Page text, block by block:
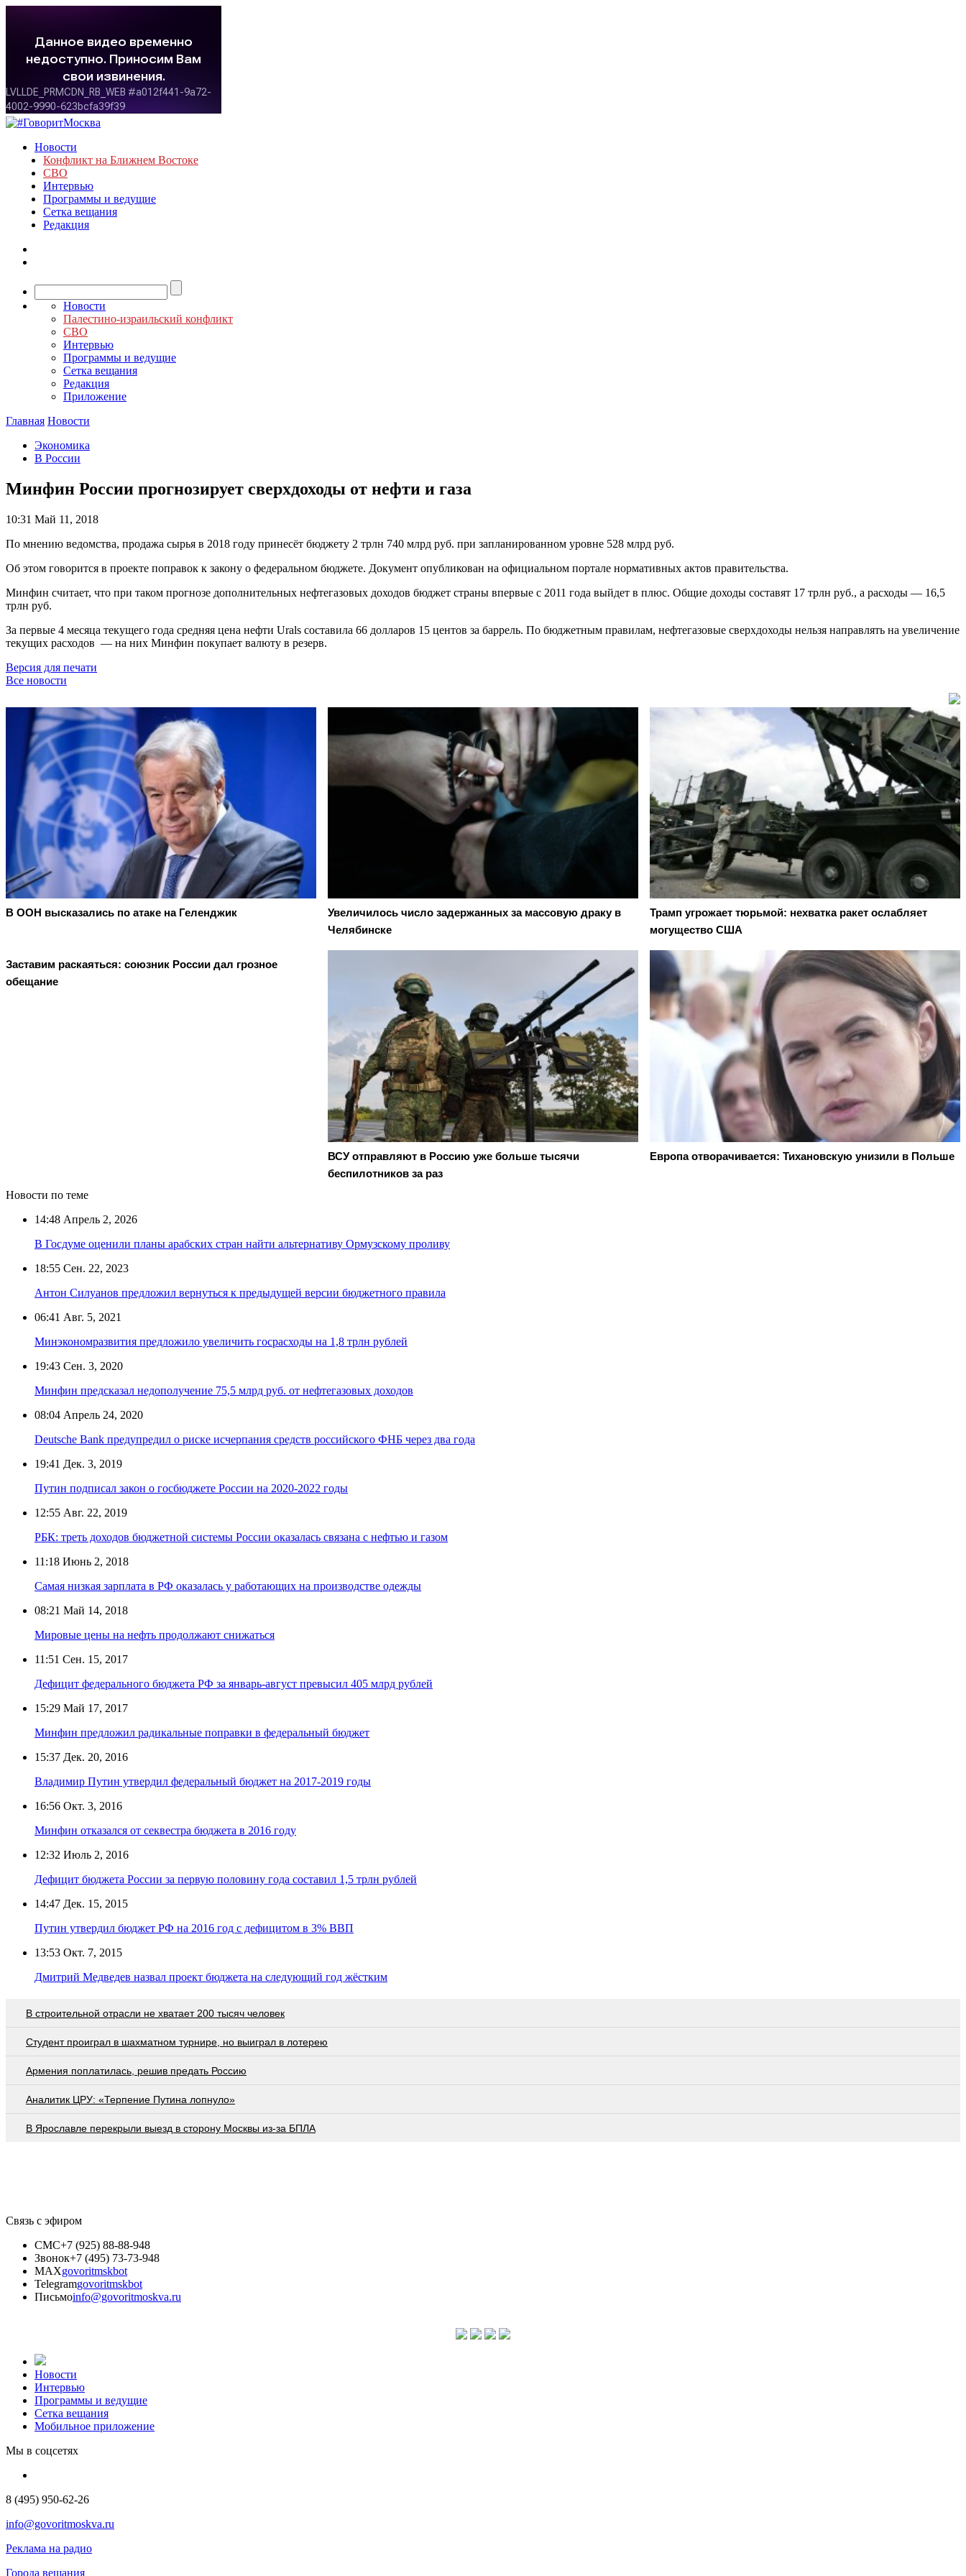
Новости
Конфликт на Ближнем Востоке
СВО
Интервью
Программы и ведущие
Сетка вещания
Редакция
Новости
Палестино-израильский конфликт
СВО
Интервью
Программы и ведущие
Сетка вещания
Редакция
Приложение
Главная Новости
Экономика
В России
Минфин России прогнозирует сверхдоходы от нефти и газа
10:31 Май 11, 2018
По мнению ведомства, продажа сырья в 2018 году принесёт бюджету 2 трлн 740 млрд руб. при запланированном уровне 528 млрд руб.
Об этом говорится в проекте поправок к закону о федеральном бюджете. Документ опубликован на официальном портале нормативных актов правительства.
Минфин считает, что при таком прогнозе дополнительных нефтегазовых доходов бюджет страны впервые с 2011 года выйдет в плюс. Общие доходы составят 17 трлн руб., а расходы — 16,5
трлн руб.
За первые 4 месяца текущего года средняя цена нефти Urals составила 66 долларов 15 центов за баррель. По бюджетным правилам, нефтегазовые сверхдоходы нельзя направлять на увеличение
текущих расходов — на них Минфин покупает валюту в резерв.
Версия для печати
Все новости
В ООН высказались по атаке на Геленджик
Увеличилось число задержанных за массовую драку в
Челябинске
Трамп угрожает тюрьмой: нехватка ракет ослабляет
могущество США
Заставим раскаяться: союзник России дал грозное
обещание
ВСУ отправляют в Россию уже больше тысячи
беспилотников за раз
Европа отворачивается: Тихановскую унизили в Польше
Новости по теме
14:48 Апрель 2, 2026
В Госдуме оценили планы арабских стран найти альтернативу Ормузскому проливу
18:55 Сен. 22, 2023
Антон Силуанов предложил вернуться к предыдущей версии бюджетного правила
06:41 Авг. 5, 2021
Минэкономразвития предложило увеличить госрасходы на 1,8 трлн рублей
19:43 Сен. 3, 2020
Минфин предсказал недополучение 75,5 млрд руб. от нефтегазовых доходов
08:04 Апрель 24, 2020
Deutsche Bank предупредил о риске исчерпания средств российского ФНБ через два года
19:41 Дек. 3, 2019
Путин подписал закон о госбюджете России на 2020-2022 годы
12:55 Авг. 22, 2019
РБК: треть доходов бюджетной системы России оказалась связана с нефтью и газом
11:18 Июнь 2, 2018
Самая низкая зарплата в РФ оказалась у работающих на производстве одежды
08:21 Май 14, 2018
Мировые цены на нефть продолжают снижаться
11:51 Сен. 15, 2017
Дефицит федерального бюджета РФ за январь-август превысил 405 млрд рублей
15:29 Май 17, 2017
Минфин предложил радикальные поправки в федеральный бюджет
15:37 Дек. 20, 2016
Владимир Путин утвердил федеральный бюджет на 2017-2019 годы
16:56 Окт. 3, 2016
Минфин отказался от секвестра бюджета в 2016 году
12:32 Июль 2, 2016
Дефицит бюджета России за первую половину года составил 1,5 трлн рублей
14:47 Дек. 15, 2015
Путин утвердил бюджет РФ на 2016 год с дефицитом в 3% ВВП
13:53 Окт. 7, 2015
Дмитрий Медведев назвал проект бюджета на следующий год жёстким
В строительной отрасли не хватает 200 тысяч человек
Студент проиграл в шахматном турнире, но выиграл в лотерею
Армения поплатилась, решив предать Россию
Аналитик ЦРУ: «Терпение Путина лопнуло»
В Ярославле перекрыли выезд в сторону Москвы из-за БПЛА
Связь с эфиром
СМС+7 (925) 88-88-948
Звонок+7 (495) 73-73-948
MAXgovoritmskbot
Telegramgovoritmskbot
Письмоinfo@govoritmoskva.ru
Новости
Интервью
Программы и ведущие
Сетка вещания
Мобильное приложение
Мы в соцсетях
8 (495) 950-62-26
info@govoritmoskva.ru
Реклама на радио
Города вещания